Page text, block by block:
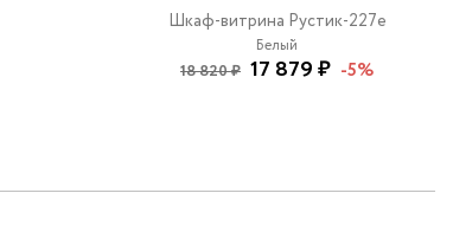
Шкаф-витрина Рустик-227e
Белый
18 820 ₽ 17 879 ₽ -5%